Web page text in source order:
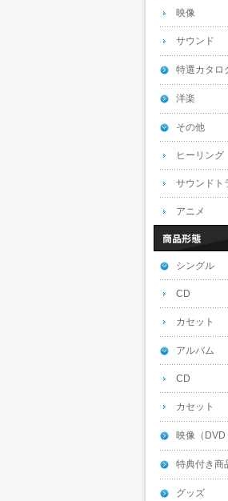
映像
サウンド
特選カタロ
洋楽
その他
ヒーリング
サウンドト
アニメ
シングル
CD
カセット
アルバム
CD
カセット
映像（DVD
特典付き商
グッズ